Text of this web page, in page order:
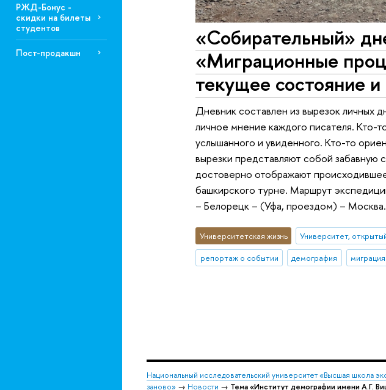
РЖД-Бонус -
скидки на билеты
студентов
Пост-продакшн
«Собирательный»
«Миграционные
текущее состояние
Дневник составлен из вырезок личных
личное мнение каждого писателя. Кто-
услышанного и увиденного. Кто-то
вырезки представляют собой забавную
достоверно отображают
башкирского турне. Маршрут
– Белорецк – (Уфа, проездом) – Москва.
Университетская жизнь Университет,
репортаж о событии
демография миграция
Национальный исследовательский университет «Высшая школа
заново» → Новости → Тема «Институт демографии имени А.Г.